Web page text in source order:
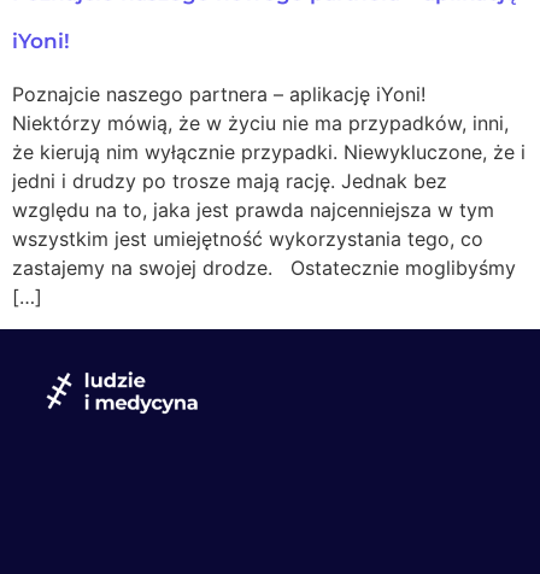
iYoni!
Poznajcie naszego partnera – aplikację iYoni!
Niektórzy mówią, że w życiu nie ma przypadków, inni,
że kierują nim wyłącznie przypadki. Niewykluczone, że i
jedni i drudzy po trosze mają rację. Jednak bez
względu na to, jaka jest prawda najcenniejsza w tym
wszystkim jest umiejętność wykorzystania tego, co
zastajemy na swojej drodze. Ostatecznie moglibyśmy
[…]